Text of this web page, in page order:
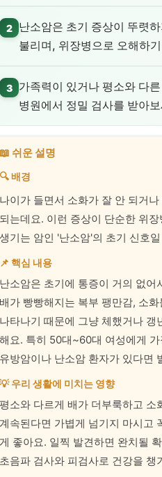
2
난소암은 초기 증상이 뚜렷
불리며, 위장병으로 오해하
3
가족력이 있거나 평소와 다
병원에서 정밀 검사를 받아
📖 쉬운 설명
🔍 배경
나이가 들면서 소화가 잘 안 되거
되는데요. 이런 증상이 단순한 위
생기는 암인 '난소암'의 초기 신호
📌 핵심 내용
난소암은 초기에 통증이 거의 없어
배가 빵빵해지는 복부 팽만감, 소
나타나기 때문에 그냥 체했거나 갱
해요. 특히 50대~60대 여성에게
유방암이나 난소암 환자가 있다면
💡 우리 생활에 미치는 영향
평소와 다르게 배가 더부룩하고
계속된다면 가볍게 넘기지 마시고
게 좋아요. 일찍 발견하면 완치될
초음파 검사와 피검사로 건강을 챙